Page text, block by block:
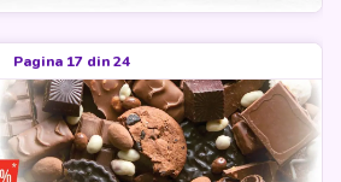
Pagina 17 din 24